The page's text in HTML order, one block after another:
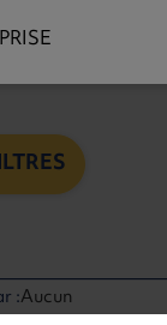
:Aucun